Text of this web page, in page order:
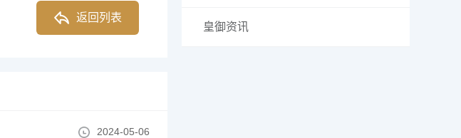
返回列表
2024-05-06
皇御资讯